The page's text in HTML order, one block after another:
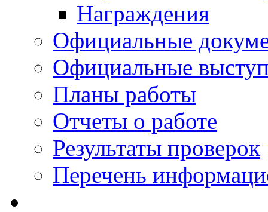
Награждения
Официальные
Официальные
Планы работы
Отчеты о работе
Результаты проверок
Перечень